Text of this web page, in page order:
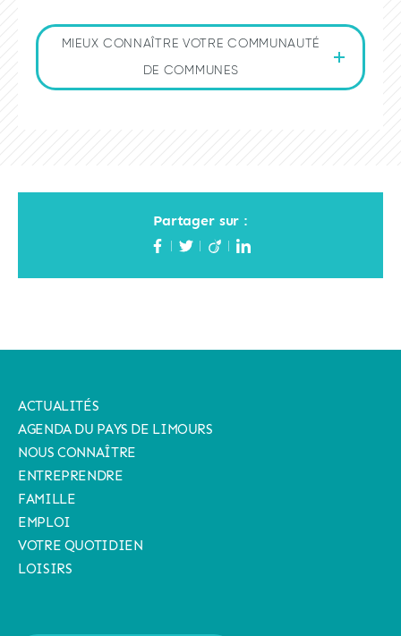
MIEUX CONNAÎTRE VOTRE COMMUNAUTÉ
DE COMMUNES
Partager sur :
ACTUALITÉS
AGENDA DU PAYS DE LIMOURS
NOUS CONNAÎTRE
ENTREPRENDRE
FAMILLE
EMPLOI
VOTRE QUOTIDIEN
LOISIRS